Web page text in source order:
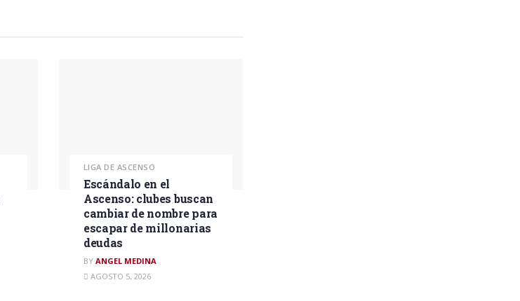
LIGA DE ASCENSO
Escándalo en el
Ascenso: clubes buscan
cambiar de nombre para
escapar de millonarias
deudas
BY ANGEL MEDINA
AGOSTO 5, 2026